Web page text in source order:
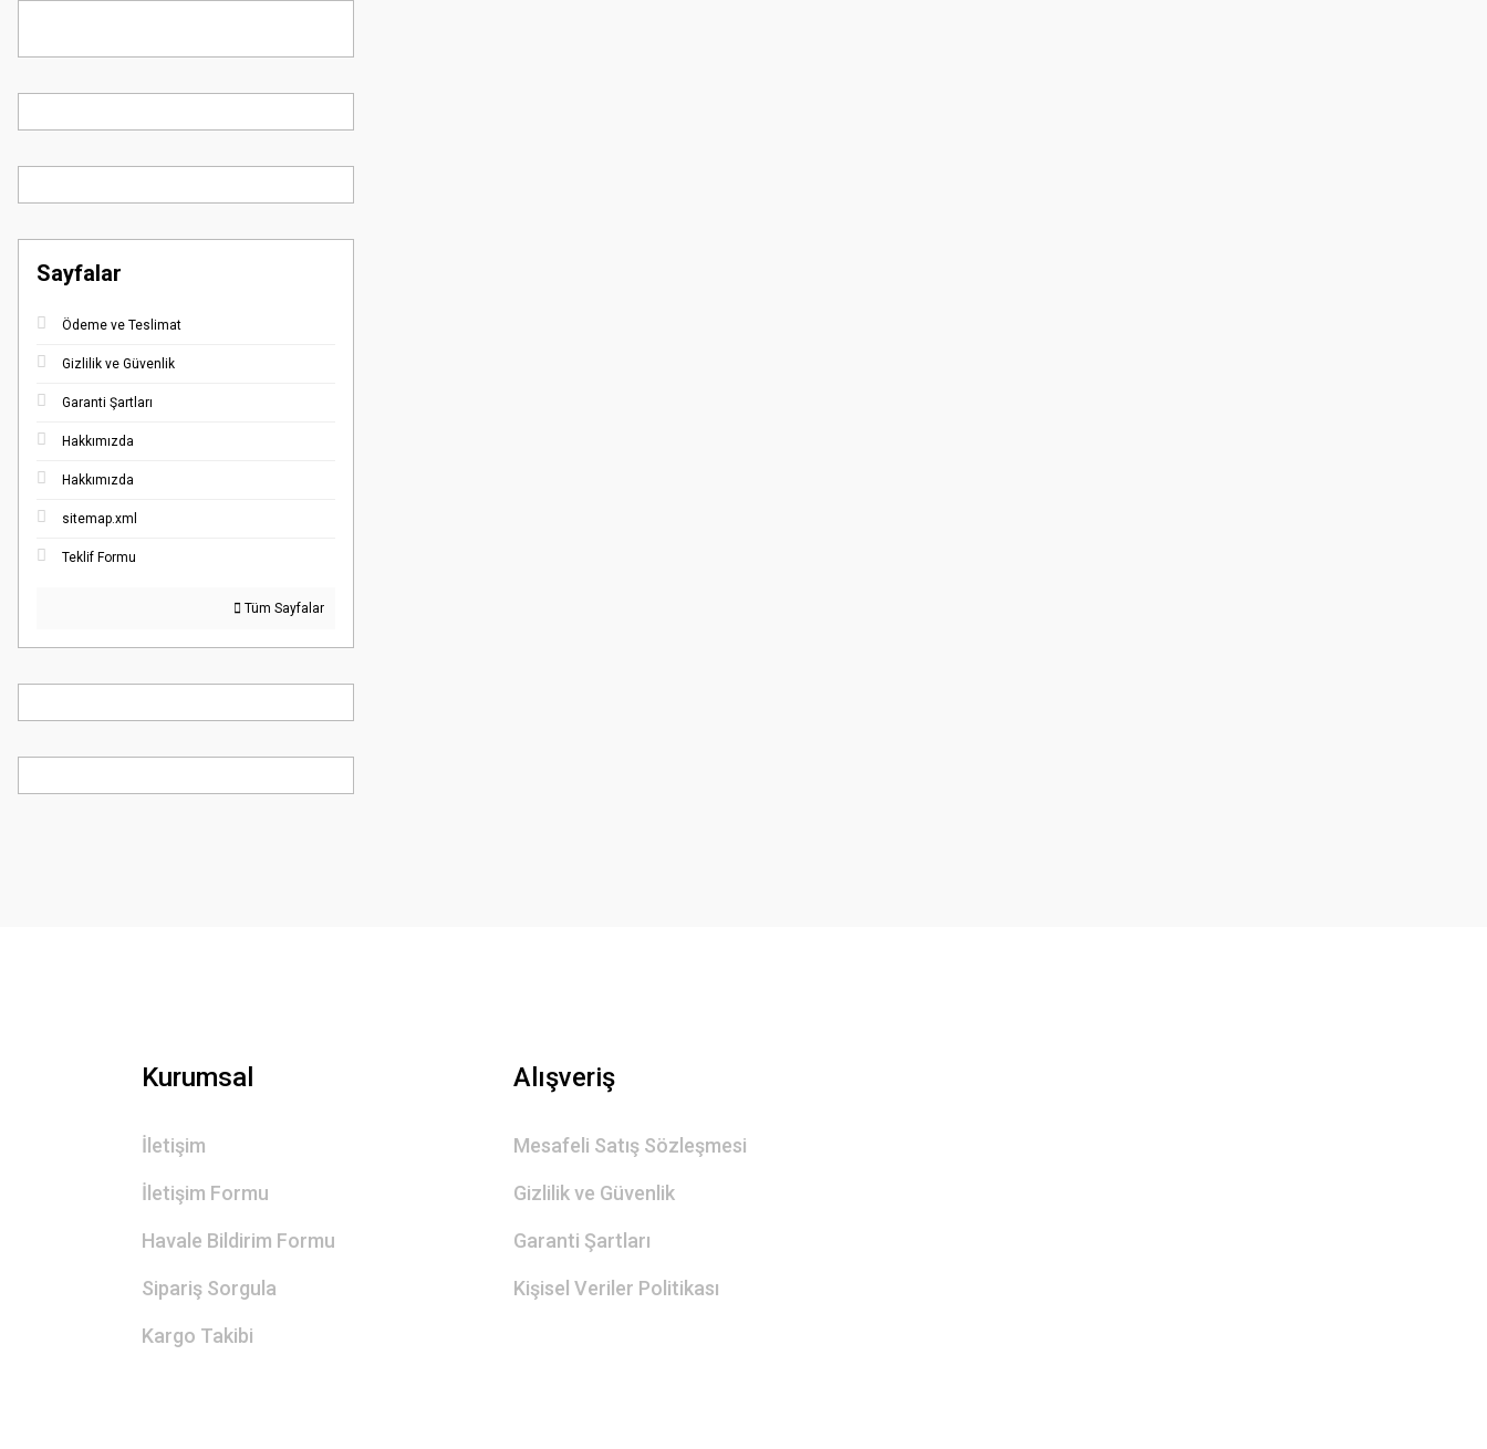
Sayfalar
Ödeme ve Teslimat
Gizlilik ve Güvenlik
Garanti Şartları
Hakkımızda
Hakkımızda
sitemap.xml
Teklif Formu
Tüm Sayfalar
Kurumsal
İletişim
İletişim Formu
Havale Bildirim Formu
Sipariş Sorgula
Kargo Takibi
Alışveriş
Mesafeli Satış Sözleşmesi
Gizlilik ve Güvenlik
Garanti Şartları
Kişisel Veriler Politikası